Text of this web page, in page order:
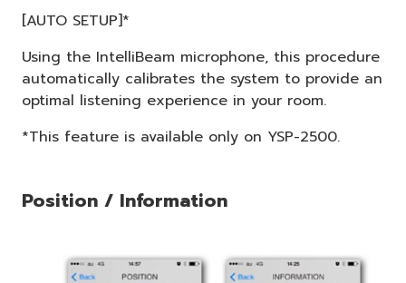
[AUTO SETUP]*
Using the IntelliBeam microphone, this procedure
automatically calibrates the system to provide an
optimal listening experience in your room.
*This feature is available only on YSP-2500.
Position / Information